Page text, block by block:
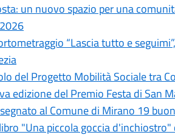
un nuovo spazio per una
“Lascia tutto e
del Progetto Mobilità Sociale tra
edizione del Premio Festa di San
al Comune di Mirano 19
"Una piccola goccia